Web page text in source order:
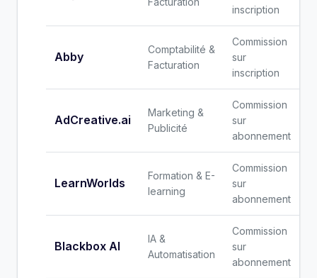
inscription
Abby
Comptabilité &
Facturation
Commission
sur
inscription
AdCreative.ai
Marketing &
Publicité
Commission
sur
abonnement
LearnWorlds
Formation & E-
learning
Commission
sur
abonnement
Blackbox AI
IA &
Automatisation
Commission
sur
abonnement